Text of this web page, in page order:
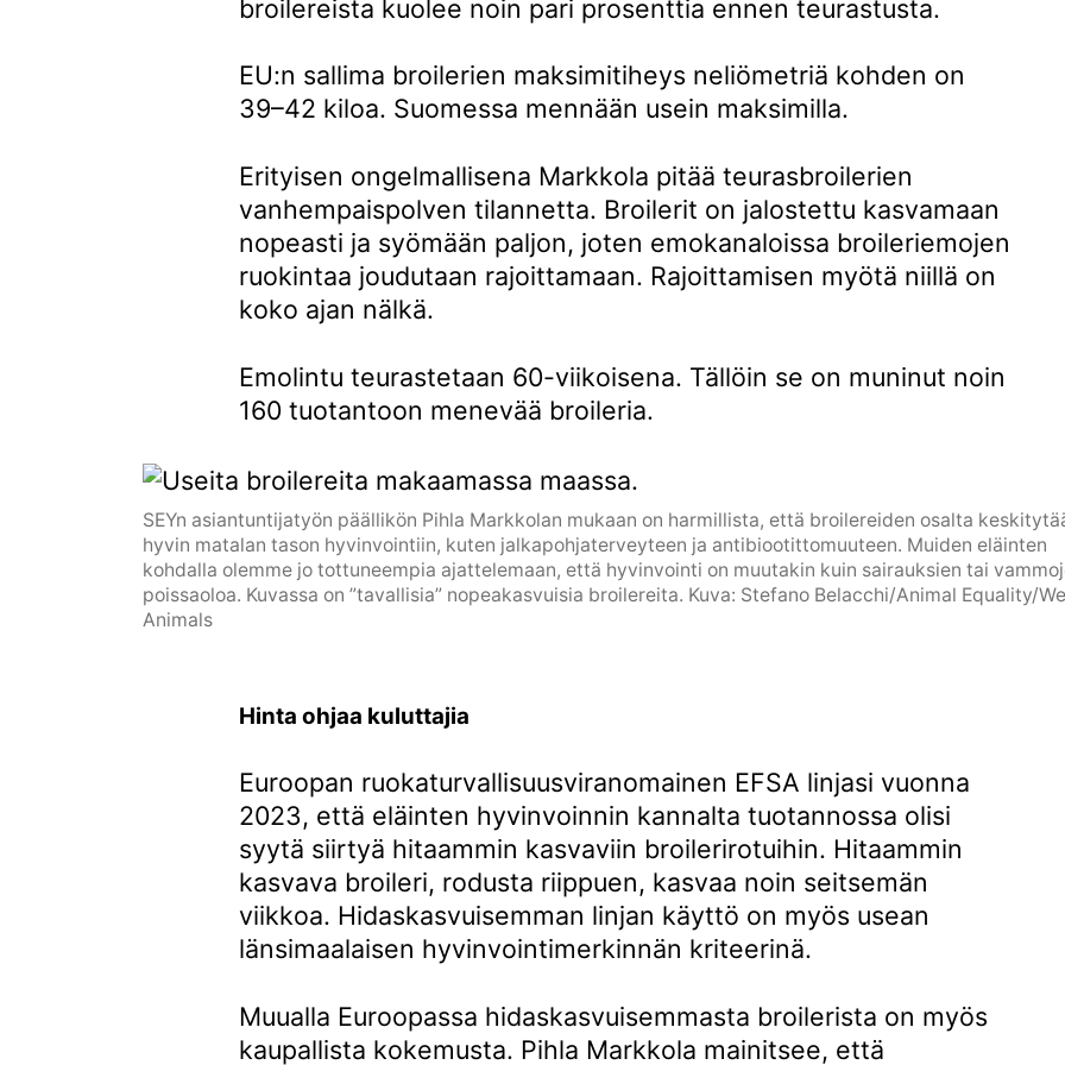
broilereista kuolee noin pari prosenttia ennen teurastusta.
EU:n sallima broilerien maksimitiheys neliömetriä kohden on
39–42 kiloa. Suomessa mennään usein maksimilla.
Erityisen ongelmallisena Markkola pitää teurasbroilerien
vanhempaispolven tilannetta. Broilerit on jalostettu kasvamaan
nopeasti ja syömään paljon, joten emokanaloissa broileriemojen
ruokintaa joudutaan rajoittamaan. Rajoittamisen myötä niillä on
koko ajan nälkä.
Emolintu teurastetaan 60-viikoisena. Tällöin se on muninut noin
160 tuotantoon menevää broileria.
SEYn asiantuntijatyön päällikön Pihla Markkolan mukaan on harmillista, että broilereiden osalta
hyvin matalan tason hyvinvointiin, kuten jalkapohjaterveyteen ja antibiootittomuuteen. Muiden eläinten
kohdalla olemme jo tottuneempia ajattelemaan, että hyvinvointi on muutakin kuin sairauksien tai
poissaoloa. Kuvassa on ”tavallisia” nopeakasvuisia broilereita. Kuva: Stefano Belacchi/Animal Equality/We
Animals
Hinta ohjaa kuluttajia
Euroopan ruokaturvallisuusviranomainen EFSA linjasi vuonna
2023, että eläinten hyvinvoinnin kannalta tuotannossa olisi
syytä siirtyä hitaammin kasvaviin broilerirotuihin. Hitaammin
kasvava broileri, rodusta riippuen, kasvaa noin seitsemän
viikkoa. Hidaskasvuisemman linjan käyttö on myös usean
länsimaalaisen hyvinvointimerkinnän kriteerinä.
Muualla Euroopassa hidaskasvuisemmasta broilerista on myös
kaupallista kokemusta. Pihla Markkola mainitsee, että